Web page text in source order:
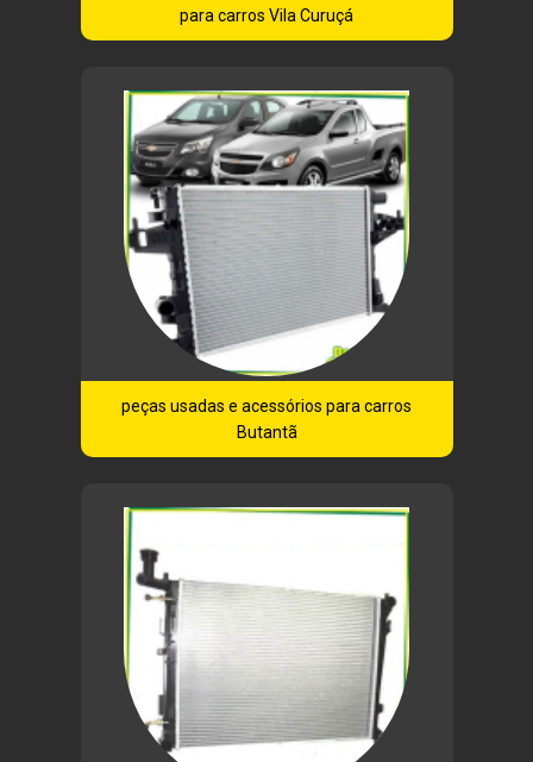
para carros Vila Curuçá
peças usadas e acessórios para carros
Butantã